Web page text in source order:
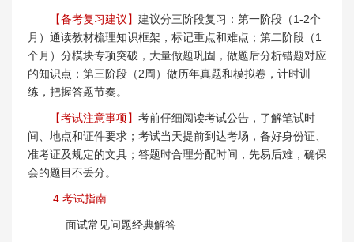
【备考复习建议】 建议分三阶段复习：第一阶段（1-2个
月）通读教材梳理知识框架，标记重点和难点；第二阶段（1
个月）分模块专项突破，大量做题巩固，做题后分析错题对应
的知识点；第三阶段（2周）做历年真题和模拟卷，计时训
练，把握答题节奏。
【考试注意事项】 考前仔细阅读考试公告，了解笔试时
间、地点和证件要求；考试当天提前到达考场，备好身份证、
准考证及规定的文具；答题时合理分配时间，先易后难，确保
会的题目不丢分。
4.考试指南
面试常见问题经典解答